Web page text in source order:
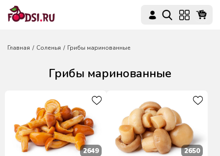
Главная Соленья Грибы маринованные
Грибы маринованные
2649 2650